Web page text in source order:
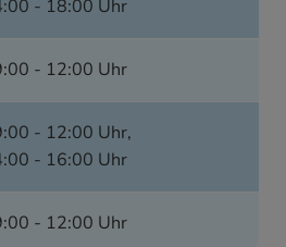
- 18:00 Uhr
- 12:00 Uhr
- 12:00 Uhr,
- 16:00 Uhr
- 12:00 Uhr